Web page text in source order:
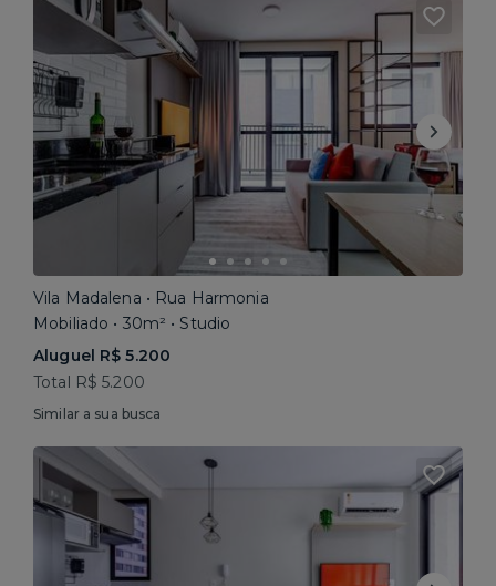
Vila Madalena • Rua Harmonia
Mobiliado • 30m² • Studio
Aluguel R$ 5.200
Total R$ 5.200
Similar a sua busca